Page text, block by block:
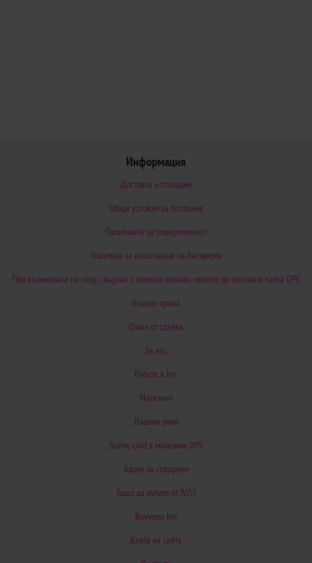
Информация
Доставка и плащане
Общи условия за ползване
Политиката за поверителност
Политика за използване на бисквитки
При възникване на спор, свързан с покупка онлайн, можете да ползвате сайта ОРС
Вашите права
Отказ от сделка
За нас
Работа в Ivis
Магазини
Нашият екип
Sunny card в магазини IVIS
Карти за солариум
Защо да купите от IVIS?
Ваучери Ivis
Карта на сайта